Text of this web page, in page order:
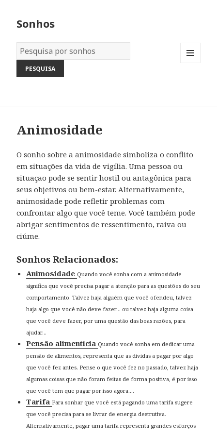
Sonhos
Dicionário
dos
Sonhos:
Animosidade
O sonho sobre a animosidade simboliza o conflito
em situações da vida de vigília. Uma pessoa ou
situação pode se sentir hostil ou antagônica para
seus objetivos ou bem-estar. Alternativamente,
animosidade pode refletir problemas com
confrontar algo que você teme. Você também pode
abrigar sentimentos de ressentimento, raiva ou
ciúme.
Sonhos Relacionados:
AnimosidadeQuando você sonha com a animosidade
significa que você precisa pagar a atenção para as questões do seu
comportamento. Talvez haja alguém que você ofendeu, talvez
haja algo que você não deve fazer… ou talvez haja alguma coisa
que você deve fazer, por uma questão das boas razões, para
ajudar...
Pensão alimentíciaQuando você sonha em dedicar uma
pensão de alimentos, representa que as dívidas a pagar por algo
que você fez antes. Pense o que você fez no passado, talvez haja
algumas coisas que não foram feitas de forma positiva, é por isso
que você tem que pagar por isso agora....
Tarifa Para sonhar que você está pagando uma tarifa sugere
que você precisa para se livrar de energia destrutiva.
Alternativamente, pagar uma tarifa representa grandes esforços